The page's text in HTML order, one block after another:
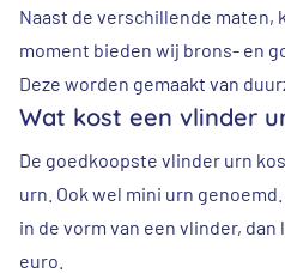
Naast de verschillende maten,
moment bieden wij brons- en
Deze worden gemaakt van
Wat kost een vlinder
De goedkoopste vlinder urn
urn. Ook wel mini urn
in de vorm van een vlinder,
euro.